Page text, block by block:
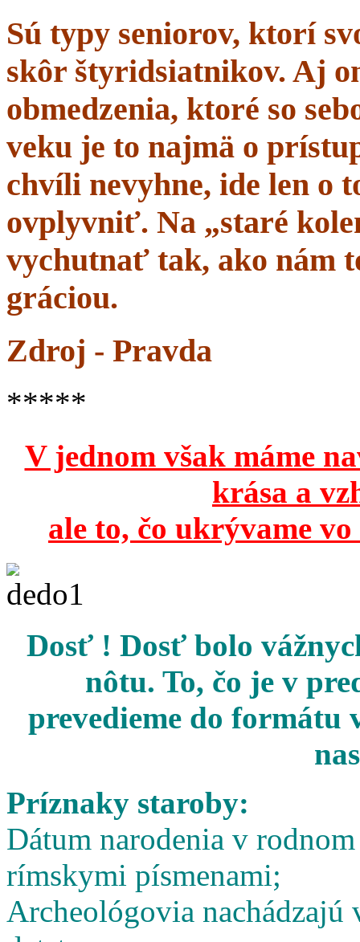
Sú typy seniorov, ktorí
skôr štyridsiatnikov. Aj
obmedzenia, ktoré so
veku je to najmä o
chvíli nevyhne, ide len o
ovplyvniť. Na „staré
vychutnať tak, ako nám
gráciou.
Zdroj - Pravda
*****
V jednom však máme
krása a
ale to, čo ukrývame
Dosť ! Dosť bolo
nôtu. To, čo je v
prevedieme do formátu
Príznaky staroby:
Dátum narodenia v
rímskymi písmenami;
Archeológovia nachádzajú